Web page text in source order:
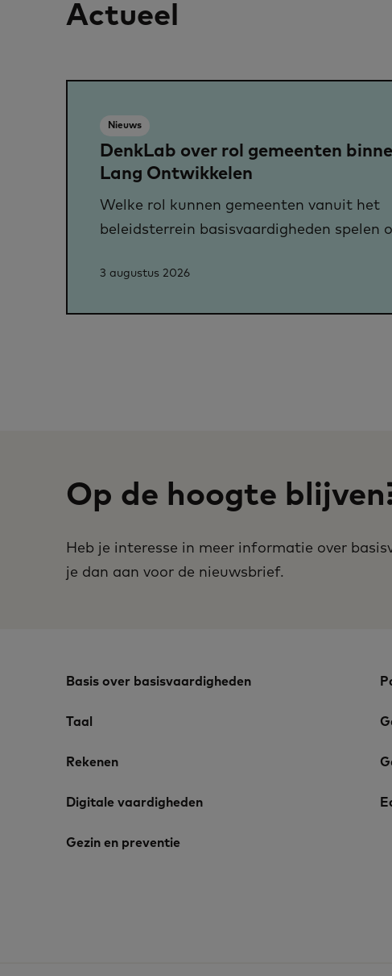
Actueel
Nieuws
DenkLab over rol gemeenten
Lang Ontwikkelen
Welke rol kunnen gemeenten vanuit het
beleidsterrein basisvaardigheden spelen
3 augustus 2026
Op de hoogte
Heb je interesse in meer informatie over
je dan aan voor de nieuwsbrief.
Basis over basisvaardigheden
Taal
Rekenen
Digitale vaardigheden
Gezin en preventie